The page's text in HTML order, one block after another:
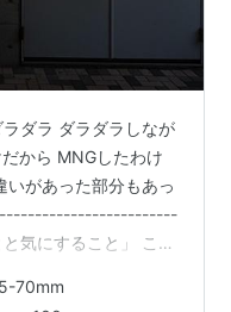
ダラ ダラダラしなが
から MNGしたわけ
いがあった部分もあっ
--------------------------
気にすること」 これ
たすらに褒め称える
70mm